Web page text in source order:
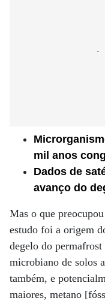
mil anos
Dados de
avanço do
Mas o que
estudo foi a origem
degelo do
microbiano de solos
também, e
maiores, metano